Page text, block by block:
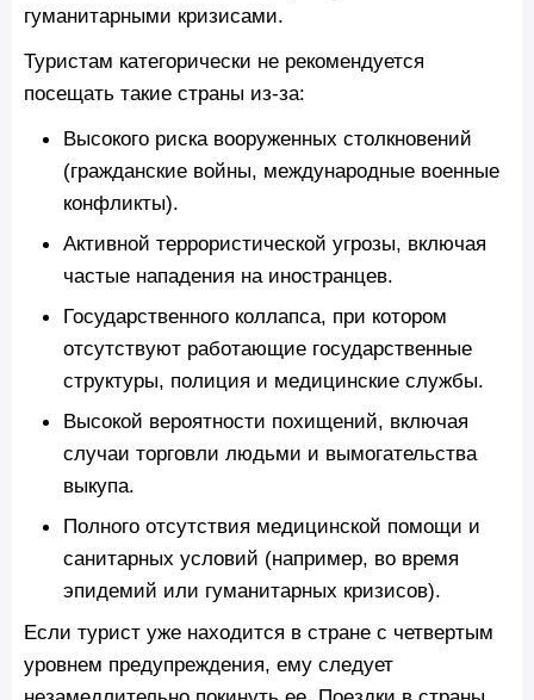
гуманитарными кризисами.
Туристам категорически не рекомендуется
посещать такие страны из-за:
Высокого риска вооруженных столкновений
(гражданские войны, международные военные
конфликты).
Активной террористической угрозы, включая
частые нападения на иностранцев.
Государственного коллапса, при котором
отсутствуют работающие государственные
структуры, полиция и медицинские службы.
Высокой вероятности похищений, включая
случаи торговли людьми и вымогательства
выкупа.
Полного отсутствия медицинской помощи и
санитарных условий (например, во время
эпидемий или гуманитарных кризисов).
Если турист уже находится в стране с четвертым
уровнем предупреждения, ему следует